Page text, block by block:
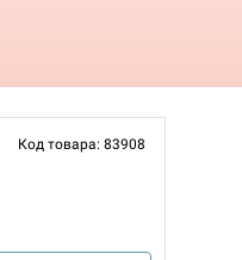
Код товара: 83908